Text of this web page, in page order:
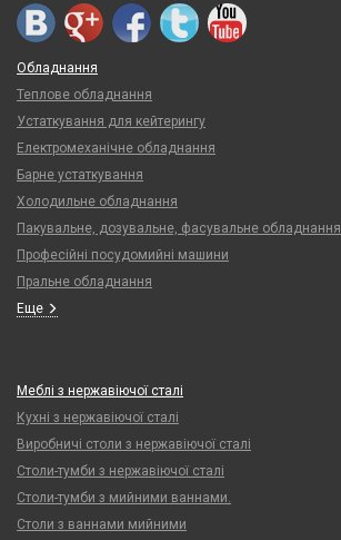
Обладнання
Теплове обладнання
Устаткування для кейтерингу
Електромеханічне обладнання
Барне устаткування
Холодильне обладнання
Пакувальне, дозувальне, фасувальне обладнання
Професійні посудомийні машини
Пральне обладнання
Еще
Меблі з нержавіючої сталі
Кухні з нержавіючої сталі
Виробничі столи з нержавіючої сталі
Столи-тумби з нержавіючої сталі
Столи-тумби з мийними ваннами.
Столи з ваннами мийними